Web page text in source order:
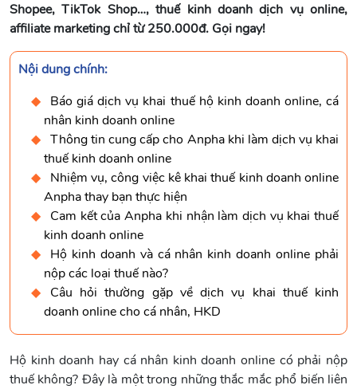
Shopee, TikTok Shop…, thuế kinh doanh dịch vụ online,
affiliate marketing chỉ từ 250.000đ. Gọi ngay!
Nội dung chính:
Báo giá dịch vụ khai thuế hộ kinh doanh online, cá
nhân kinh doanh online
Thông tin cung cấp cho Anpha khi làm dịch vụ khai
thuế kinh doanh online
Nhiệm vụ, công việc kê khai thuế kinh doanh online
Anpha thay bạn thực hiện
Cam kết của Anpha khi nhận làm dịch vụ khai thuế
kinh doanh online
Hộ kinh doanh và cá nhân kinh doanh online phải
nộp các loại thuế nào?
Câu hỏi thường gặp về dịch vụ khai thuế kinh
doanh online cho cá nhân, HKD
Hộ kinh doanh hay cá nhân kinh doanh online có phải nộp
thuế không? Đây là một trong những thắc mắc phổ biến liên